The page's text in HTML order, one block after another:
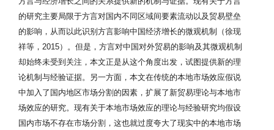
的研究主要局限于方言对国内不同区域间要素流动以及贸易壁垒
的影响，从而以此识别方言影响中国经济增长的微观机制（徐现
祥等，2015）。但是，方言对中国对外贸易的影响及其微观机制
却始终未受到关注，本文正是从这个角度出发，试图提供新的理
论机制与经验证据。另一方面，本文在传统的本地市场效应假说
中加入了国内地区市场分割的因素，扩展了新贸易理论与本地市
场效应的研究。现有关于本地市场效应的理论与经验研究均假设
国内市场不存在市场分割，这也就过度夸大了现实中的本地市场